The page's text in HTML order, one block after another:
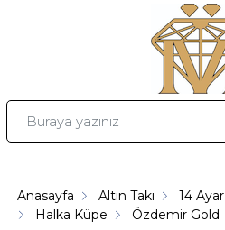
Anasayfa Altın Takı 14 Ayar
Halka Küpe
Özdemir Gold